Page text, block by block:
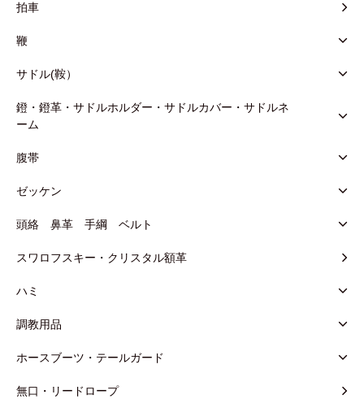
拍車
鞭
サドル(鞍）
鐙・鐙革・サドルホルダー・サドルカバー・サドルネ
ーム
腹帯
ゼッケン
頭絡 鼻革 手綱 ベルト
スワロフスキー・クリスタル額革
ハミ
調教用品
ホースブーツ・テールガード
無口・リードロープ